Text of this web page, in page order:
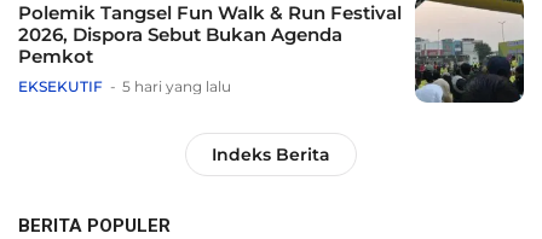
Polemik Tangsel Fun Walk & Run Festival
2026, Dispora Sebut Bukan Agenda
Pemkot
EKSEKUTIF 5 hari yang lalu
Indeks Berita
BERITA POPULER